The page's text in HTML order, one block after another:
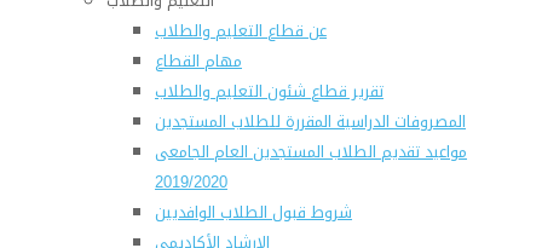
عن قطاع التعليم والطلاب
مهام القطاع
تقرير قطاع شئون التعليم والطلاب
المصروفات الدراسية المقررة للطلاب المستجدين
مواعيد تقديم الطلاب المستجدين العام الجامعى
2019/2020
شروط قبول الطلاب الوافديين